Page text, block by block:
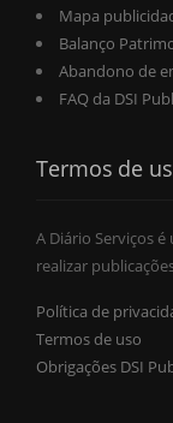
Mapa
Balanço
Abandono de
FAQ da DSI
Termos de
A Diário Serviços
realizar
Política de
Termos de uso
Obrigações DSI